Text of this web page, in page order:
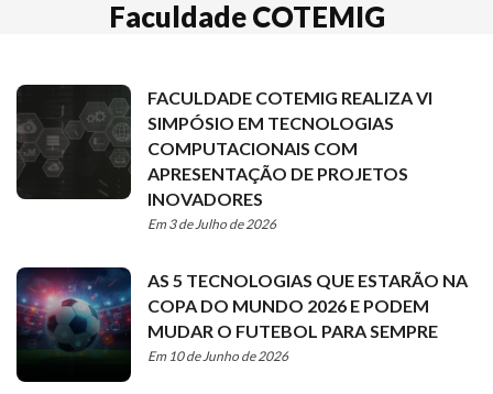
Faculdade COTEMIG
FACULDADE COTEMIG REALIZA VI
SIMPÓSIO EM TECNOLOGIAS
COMPUTACIONAIS COM
APRESENTAÇÃO DE PROJETOS
INOVADORES
Em 3 de Julho de 2026
AS 5 TECNOLOGIAS QUE ESTARÃO NA
COPA DO MUNDO 2026 E PODEM
MUDAR O FUTEBOL PARA SEMPRE
Em 10 de Junho de 2026